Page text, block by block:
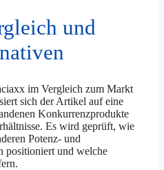
und
im Vergleich zum Markt
sich der Artikel auf eine
Konkurrenzprodukte
Es wird geprüft, wie
Potenz- und
positioniert und welche